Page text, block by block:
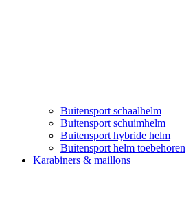
Buitensport schaalhelm
Buitensport schuimhelm
Buitensport hybride helm
Buitensport helm toebehoren
Karabiners & maillons